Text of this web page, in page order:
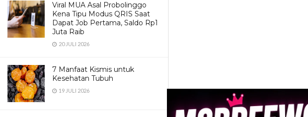
Viral MUA Asal Probolinggo
Kena Tipu Modus QRIS Saat
Dapat Job Pertama, Saldo Rp1
Juta Raib
20 JULI 2026
7 Manfaat Kismis untuk
Kesehatan Tubuh
19 JULI 2026